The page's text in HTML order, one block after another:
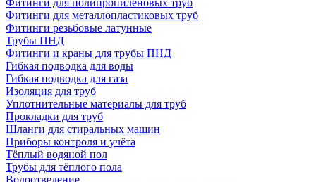
Фитинги для полипропиленовых труб
Фитинги для металлопластиковых труб
Фитинги резьбовые латунные
Трубы ПНД
Фитинги и краны для трубы ПНД
Гибкая подводка для воды
Гибкая подводка для газа
Изоляция для труб
Уплотнительные материалы для труб
Прокладки для труб
Шланги для стиральных машин
Приборы контроля и учёта
Тёплый водяной пол
Трубы для тёплого пола
Водоотведение